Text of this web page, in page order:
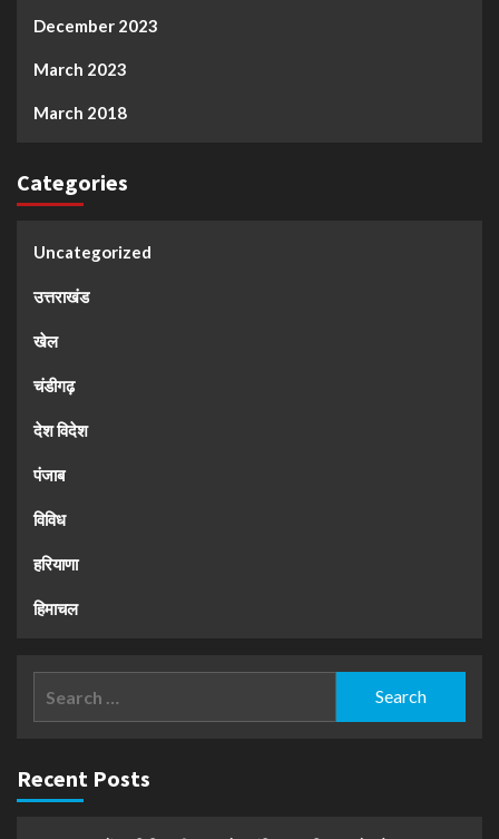
December 2023
March 2023
March 2018
Categories
Uncategorized
उत्तराखंड
खेल
चंडीगढ़
देश विदेश
पंजाब
विविध
हरियाणा
हिमाचल
Recent Posts